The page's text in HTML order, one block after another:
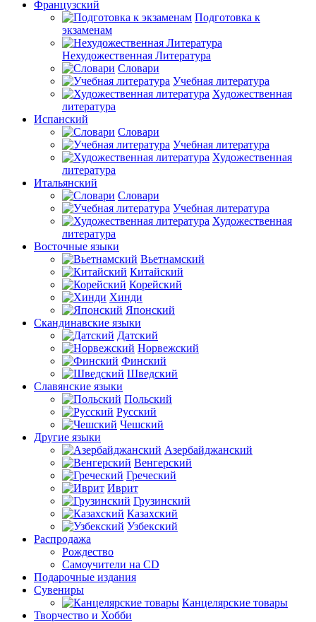
Французский
Подготовка к
экзаменам
Нехудожественная Литература
Словари
Учебная литература
Художественная
литература
Испанский
Словари
Учебная литература
Художественная
литература
Итальянский
Словари
Учебная литература
Художественная
литература
Восточные языки
Вьетнамский
Китайский
Корейский
Хинди
Японский
Скандинавские языки
Датский
Норвежский
Финский
Шведский
Славянские языки
Польский
Русский
Чешский
Другие языки
Азербайджанский
Венгерский
Греческий
Иврит
Грузинский
Казахский
Узбекский
Распродажа
Рождество
Самоучители на CD
Подарочные издания
Сувениры
Канцелярские товары
Творчество и Хобби